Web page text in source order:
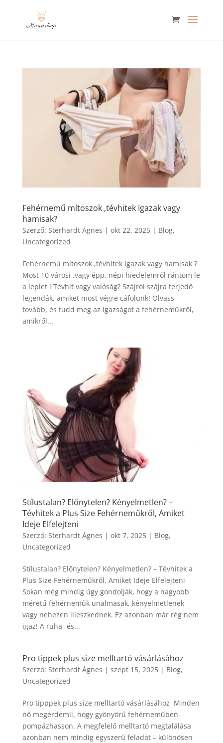
Fehérnemű mítoszok ,tévhitek Igazak vagy
hamisak?
Szerző: Sterhardt Ágnes | okt 22, 2025| Blog,
Uncategorized
Fehérnemű mítoszok ,tévhitek Igazak vagy hamisak ?
Most 10 városi ,vagy épp. népi hiedelemről rántom le
a leplet ! Tévhit vagy valóság? Szájról szájra terjedő
legendák, amiket most végre cáfolunk! Olvass
tovább, és tudd meg az igazságot a fehérneműkről,
amikről...
Stílustalan? Előnytelen? Kényelmetlen? –
Tévhitek a Plus Size Fehérneműkről, Amiket
Ideje Elfelejteni
Szerző: Sterhardt Ágnes | okt 7, 2025| Blog,
Uncategorized
Stílustalan? Előnytelen? Kényelmetlen? – Tévhitek a
Plus Size Fehérneműkről, Amiket Ideje Elfelejteni
Sokan még mindig úgy gondolják, hogy a nagyobb
méretű fehérneműk unalmasak, kényelmetlenek
vagy nehezen illeszkednek. Ez azonban már rég nem
igaz! A ruha- és...
Pro tippek plus size melltartó vásárlásához
Szerző: Sterhardt Ágnes | szept 15, 2025| Blog,
Uncategorized
Pro tipppek plus size melltartó vásárlásához Minden
nő megérdemli, hogy gyönyörű fehérneműben
pompázhasson. A megfelelő melltartó megtalálása
azonban nem mindig egyszerű feladat – különösen